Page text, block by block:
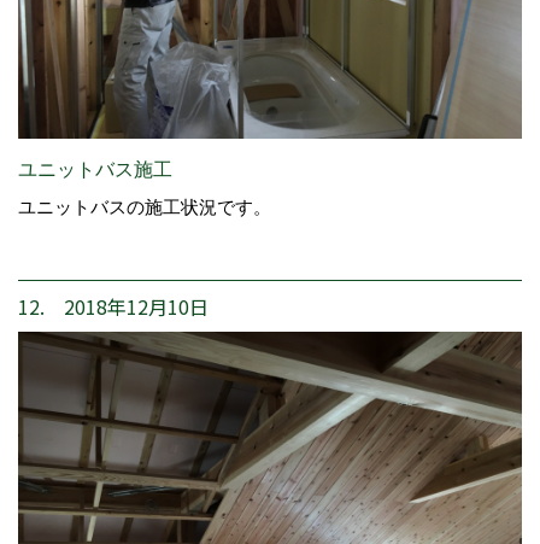
ユニットバス施工
ユニットバスの施工状況です。
12. 2018年12月10日